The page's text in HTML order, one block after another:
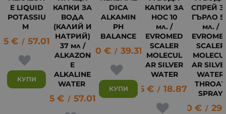
E LIQUID
POTASSIU
M
€ / 57.01 лв.
КУПИ
КАПКИ ЗА
ВОДА
(КАЛИЙ И
НАТРИЙ)
37 мл /
ALKAZON
E
ALKALINE
WATER
29.15 € / 57.01 лв.
DICA
ALKAMIN
PH
BALANCE
20.10 € / 39.31 лв.
КУПИ
КАПКИ ЗА
НОС 10
мл. /
EVROMED
SCALER
MOLECUL
AR SILVER
WATER
9.65 € / 18.87 лв.
СПРЕЙ
ГЪРЛО
мл. /
SCALER
AR
WATER
THROAT
SPRAY
15.30 € /